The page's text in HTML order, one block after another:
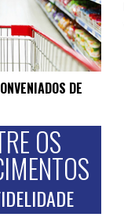
DE
OS